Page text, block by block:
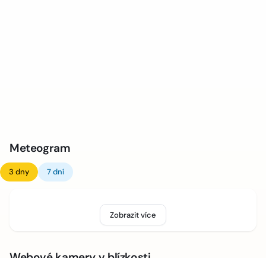
Meteogram
3 dny 7 dní
Zobrazit více